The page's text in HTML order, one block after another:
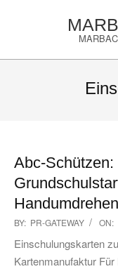
Abc-
2025-
07-
01
BY: PR-GATEWAY ON:
Einschulungskarten
Kartenmanufaktur